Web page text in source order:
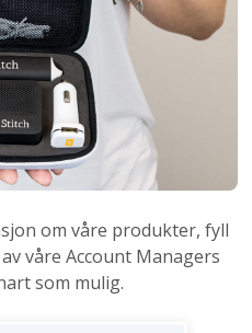
om våre produkter, fyll
av våre Account Managers
som mulig.